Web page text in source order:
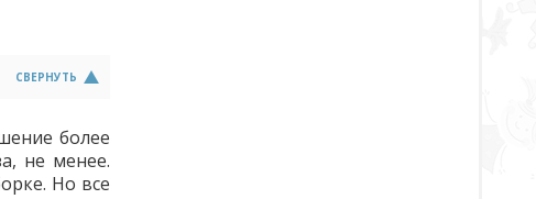
СВЕРНУТЬ
более
не менее.
Но все